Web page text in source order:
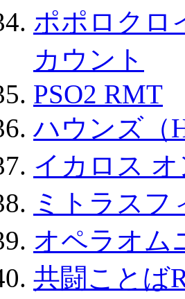
ポポロクロ
カウント
PSO2 RMT
ハウンズ（
イカロス
ミトラスフ
オペラオム
共闘ことば